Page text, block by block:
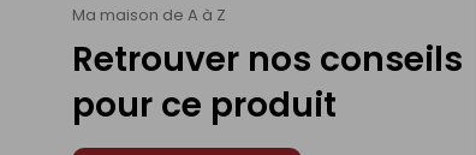
Ma maison de A à Z
Retrouver nos conseils
pour ce produit